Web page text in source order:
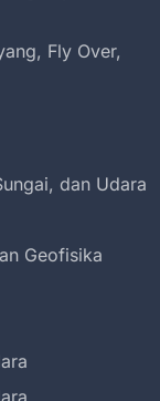
Fly Over,
dan Udara
Geofisika